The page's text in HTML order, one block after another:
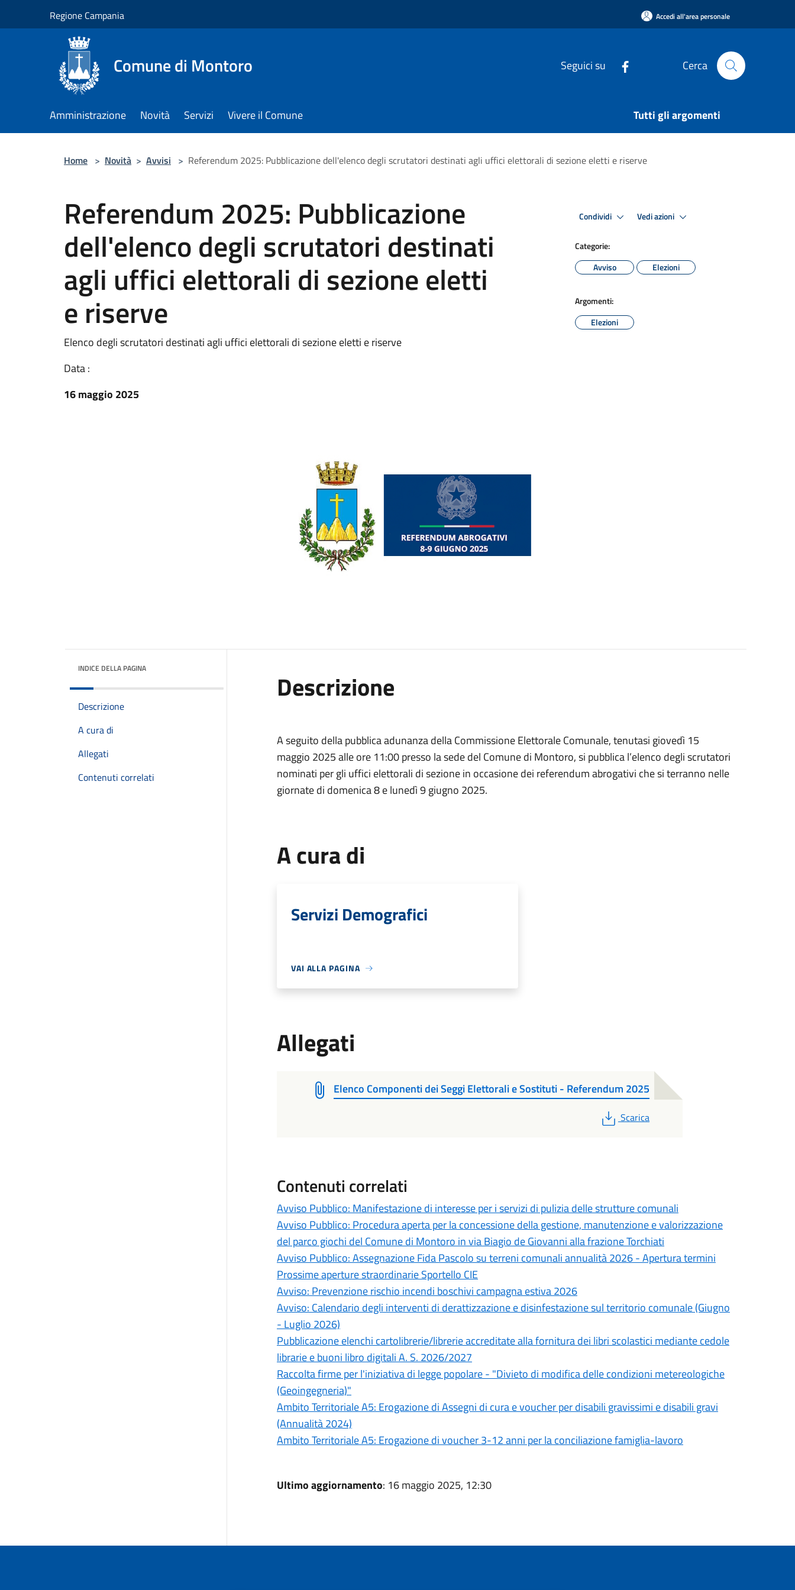
Regione Campania Accedi all'area personale
Comune di Montoro Seguici su Cerca
Amministrazione Novità Servizi Vivere il Comune Tutti gli argomenti
Home > Novità > Avvisi > Referendum 2025: Pubblicazione dell'elenco degli scrutatori destinati agli uffici elettorali di sezione eletti e riserve
Referendum 2025: Pubblicazione
dell'elenco degli scrutatori destinati
agli uffici elettorali di sezione eletti
e riserve
Elenco degli scrutatori destinati agli uffici elettorali di sezione eletti e riserve
Data :
16 maggio 2025
Condividi Vedi azioni
Categorie:
Avviso
Elezioni
Argomenti:
Elezioni
INDICE DELLA PAGINA
Descrizione
A cura di
Allegati
Contenuti correlati
Descrizione
A seguito della pubblica adunanza della Commissione Elettorale Comunale, tenutasi giovedì 15
maggio 2025 alle ore 11:00 presso la sede del Comune di Montoro, si pubblica l’elenco degli scrutatori
nominati per gli uffici elettorali di sezione in occasione dei referendum abrogativi che si terranno nelle
giornate di domenica 8 e lunedì 9 giugno 2025.
A cura di
Servizi Demografici
VAI ALLA PAGINA
Allegati
Elenco Componenti dei Seggi Elettorali e Sostituti - Referendum 2025
PDF
Scarica
Contenuti correlati
Avviso Pubblico: Manifestazione di interesse per i servizi di pulizia delle strutture comunali
Avviso Pubblico: Procedura aperta per la concessione della gestione, manutenzione e valorizzazione
del parco giochi del Comune di Montoro in via Biagio de Giovanni alla frazione Torchiati
Avviso Pubblico: Assegnazione Fida Pascolo su terreni comunali annualità 2026 - Apertura termini
Prossime aperture straordinarie Sportello CIE
Avviso: Prevenzione rischio incendi boschivi campagna estiva 2026
Avviso: Calendario degli interventi di derattizzazione e disinfestazione sul territorio comunale (Giugno
- Luglio 2026)
Pubblicazione elenchi cartolibrerie/librerie accreditate alla fornitura dei libri scolastici mediante cedole
librarie e buoni libro digitali A. S. 2026/2027
Raccolta firme per l'iniziativa di legge popolare - "Divieto di modifica delle condizioni metereologiche
(Geoingegneria)"
Ambito Territoriale A5: Erogazione di Assegni di cura e voucher per disabili gravissimi e disabili gravi
(Annualità 2024)
Ambito Territoriale A5: Erogazione di voucher 3-12 anni per la conciliazione famiglia-lavoro
Ultimo aggiornamento: 16 maggio 2025, 12:30